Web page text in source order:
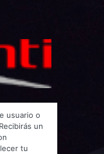
usuario o
un
tu